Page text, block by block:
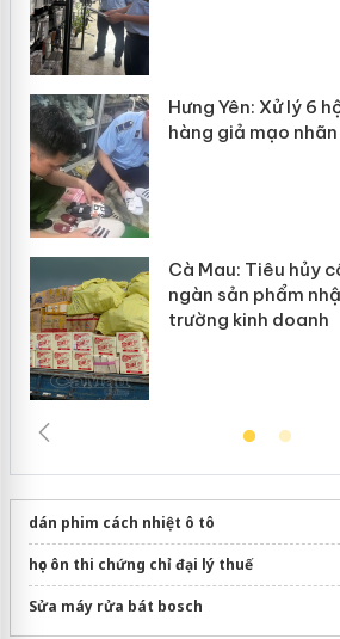
Hưng Yên: Xử lý 6
hàng giả mạo
Cà Mau: Tiêu hủy
ngàn sản phẩm
trường kinh doanh
dán phim cách nhiệt ô tô
học ôn thi chứng chỉ đại lý thuế
Sửa máy rửa bát bosch